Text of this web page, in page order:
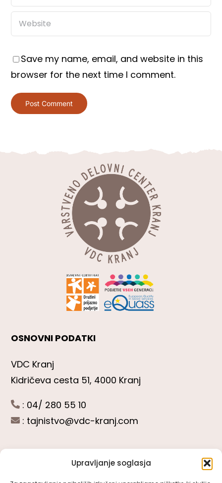
Upravljanje soglasja
Save my name, email, and website in this
browser for the next time I comment.
OSNOVNI PODATKI
VDC Kranj
Kidričeva cesta 51, 4000 Kranj
: 04/ 280 55 10
: tajnistvo@vdc-kranj.com